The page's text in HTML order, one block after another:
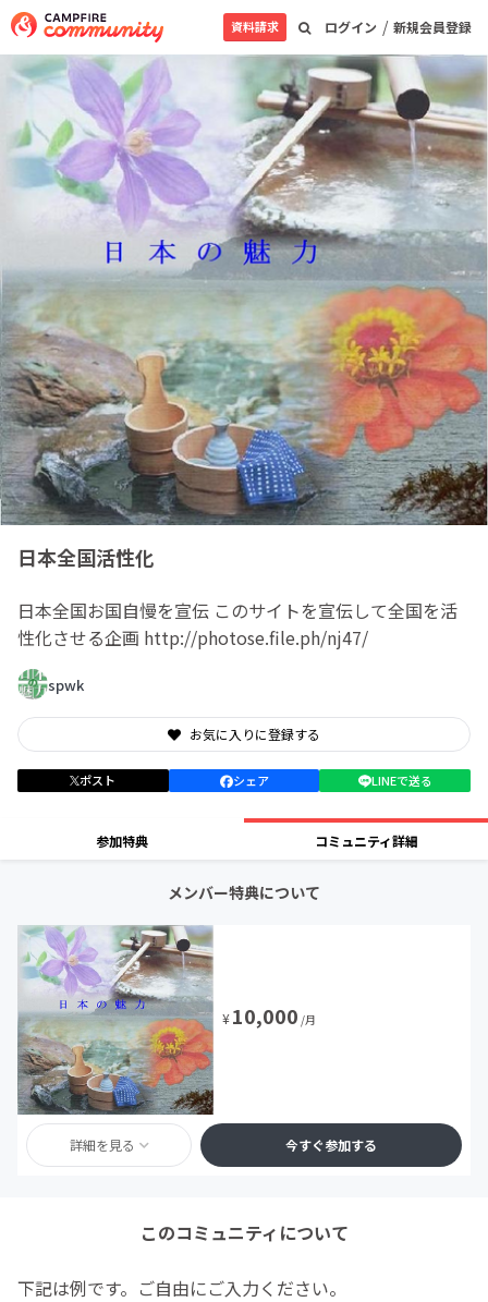
ログイン / 新規会員登録
資料請求
日本全国活性化
日本全国お国自慢を宣伝 このサイトを宣伝して全国を活
性化させる企画 http://photose.file.ph/nj47/
spwk
お気に入りに登録する
ポスト シェア LINEで送る
参加特典 コミュニティ詳細
メンバー特典について
¥10,000 /月
詳細を見る 今すぐ参加する
このコミュニティについて
下記は例です。ご自由にご入力ください。